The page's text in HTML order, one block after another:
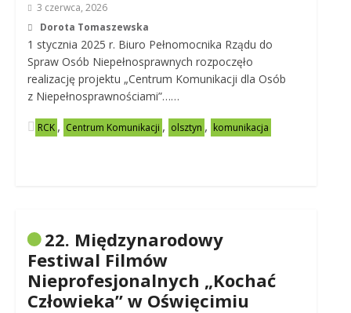
3 czerwca, 2026
Dorota Tomaszewska
1 stycznia 2025 r. Biuro Pełnomocnika Rządu do
Spraw Osób Niepełnosprawnych rozpoczęło
realizację projektu „Centrum Komunikacji dla Osób
z Niepełnosprawnościami”……
RCK , Centrum Komunikacji , olsztyn , komunikacja
22. Międzynarodowy
Festiwal Filmów
Nieprofesjonalnych „Kochać
Człowieka” w Oświęcimiu